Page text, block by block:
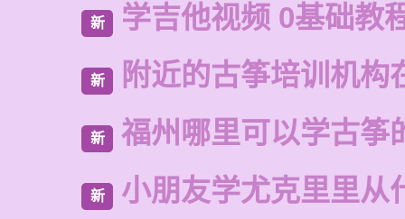
新 学吉他视频 0基础教
新 附近的古筝培训机构
新 福州哪里可以学古筝
新 小朋友学尤克里里从